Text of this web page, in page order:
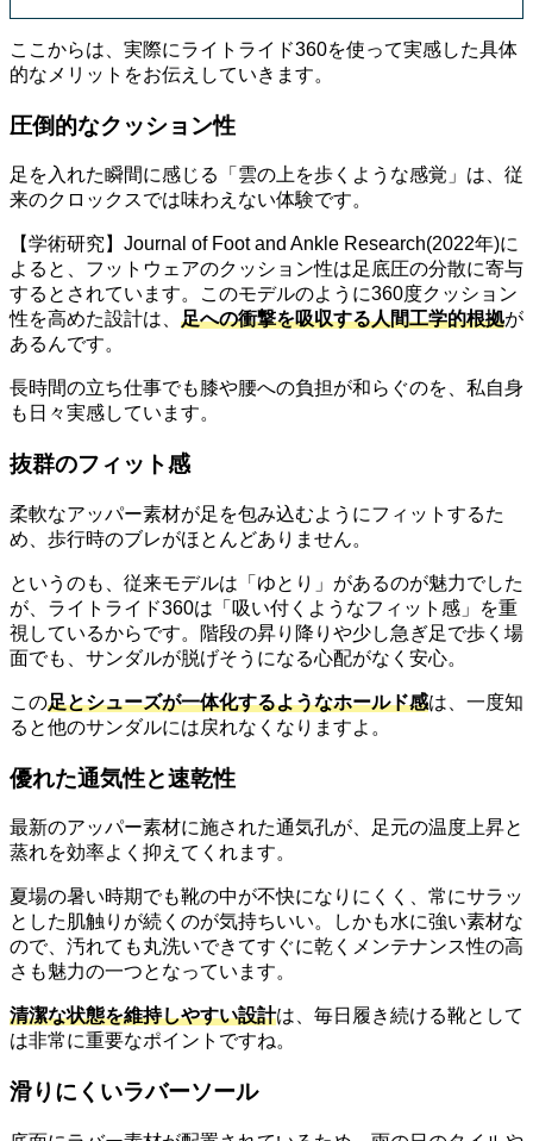
ここからは、実際にライトライド360を使って実感した具体
的なメリットをお伝えしていきます。
圧倒的なクッション性
足を入れた瞬間に感じる「雲の上を歩くような感覚」は、従
来のクロックスでは味わえない体験です。
【学術研究】Journal of Foot and Ankle Research(2022年)に
よると、フットウェアのクッション性は足底圧の分散に寄与
するとされています。このモデルのように360度クッション
性を高めた設計は、 足への衝撃を吸収する人間工学的根拠が
あるんです。
長時間の立ち仕事でも膝や腰への負担が和らぐのを、私自身
も日々実感しています。
抜群のフィット感
柔軟なアッパー素材が足を包み込むようにフィットするた
め、歩行時のブレがほとんどありません。
というのも、従来モデルは「ゆとり」があるのが魅力でした
が、ライトライド360は「吸い付くようなフィット感」を重
視しているからです。階段の昇り降りや少し急ぎ足で歩く場
面でも、サンダルが脱げそうになる心配がなく安心。
この足とシューズが一体化するようなホールド感は、一度知
ると他のサンダルには戻れなくなりますよ。
優れた通気性と速乾性
最新のアッパー素材に施された通気孔が、足元の温度上昇と
蒸れを効率よく抑えてくれます。
夏場の暑い時期でも靴の中が不快になりにくく、常にサラッ
とした肌触りが続くのが気持ちいい。しかも水に強い素材な
ので、汚れても丸洗いできてすぐに乾くメンテナンス性の高
さも魅力の一つとなっています。
清潔な状態を維持しやすい設計は、毎日履き続ける靴として
は非常に重要なポイントですね。
滑りにくいラバーソール